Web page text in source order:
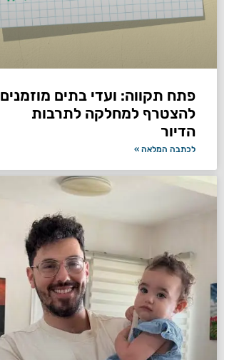
פתח תקווה: ועדי בתים מוזמנים
להצטרף למחלקה לתרבות
הדיור
לכתבה המלאה »